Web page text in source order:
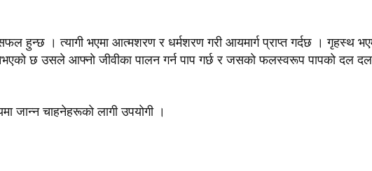
हुन्छ । त्यागी भएमा आत्मशरण र धर्मशरण गरी आयमार्ग प्राप्त गर्दछ । गृहस्थ
छ उसले आफ्नाे जीवीका पालन गर्न पाप गर्छ र जसकाे फलस्वरूप पापकाे दल
जान्न चाहनेहरूकाे लागी उपयाेगी ।